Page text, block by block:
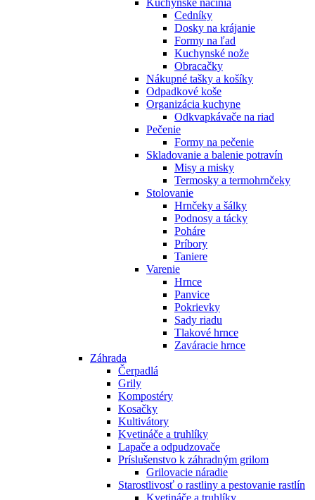
Kuchynské náčinia
Cedníky
Dosky na krájanie
Formy na ľad
Kuchynské nože
Obracačky
Nákupné tašky a košíky
Odpadkové koše
Organizácia kuchyne
Odkvapkávače na riad
Pečenie
Formy na pečenie
Skladovanie a balenie potravín
Misy a misky
Termosky a termohrnčeky
Stolovanie
Hrnčeky a šálky
Podnosy a tácky
Poháre
Príbory
Taniere
Varenie
Hrnce
Panvice
Pokrievky
Sady riadu
Tlakové hrnce
Zaváracie hrnce
Záhrada
Čerpadlá
Grily
Kompostéry
Kosačky
Kultivátory
Kvetináče a truhlíky
Lapače a odpudzovače
Príslušenstvo k záhradným grilom
Grilovacie náradie
Starostlivosť o rastliny a pestovanie rastlín
Kvetináče a truhlíky